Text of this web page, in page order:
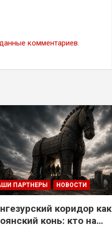
комментариев.
ПАРТНЕРЫ НОВОСТИ
коридор как
конь: кто на